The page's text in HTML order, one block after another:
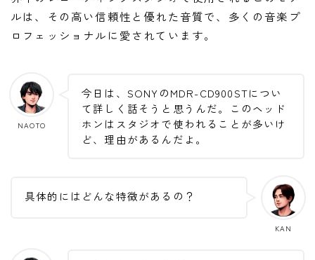
アクセサリ
新製品
弾いてみた
ルは、その高い信頼性と優れた音質で、多くの音楽プ
ロフェッショナルに愛されています。
NAOTO
今日は、SONYのMDR-CD900STについ
て詳しく話そうと思うんだ。このヘッド
ホンはスタジオで使われることが多いけ
ど、理由があるんだよ。
KAN
具体的にはどんな特徴があるの？